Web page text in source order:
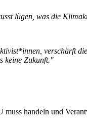
lügen, was die
verschärft
keine Zukunft."
handeln und